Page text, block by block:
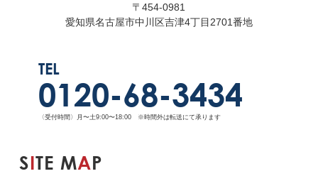
〒454-0981
愛知県名古屋市中川区吉津4丁目2701番地
TEL
0120-68-3434
〈受付時間〉月〜土9:00〜18:00 ※時間外は転送にて承ります
SITE MAP